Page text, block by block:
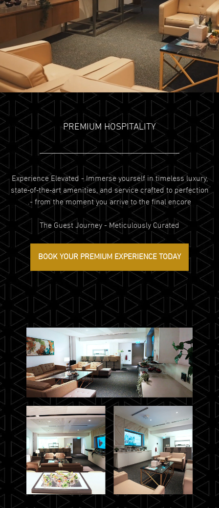
PREMIUM HOSPITALITY
Experience Elevated - Immerse yourself in timeless luxury,
state‑of‑the‑art amenities, and service crafted to perfection
- from the moment you arrive to the final encore.
The Guest Journey - Meticulously Curated
BOOK YOUR PREMIUM EXPERIENCE TODAY